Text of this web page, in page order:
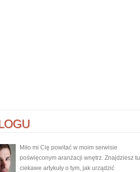
Miło mi Cię powitać w moim serwisie
poświęconym aranżacji wnętrz. Znajdziesz tu
ciekawe artykuły o tym, jak urządzić